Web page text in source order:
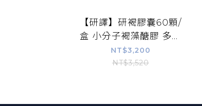
【研譯】研褐膠囊60顆/
盒 小分子褐藻醣膠 多孔
高滲透科技 公司貨附發
票【康富久久】
NT$3,200
NT$3,520